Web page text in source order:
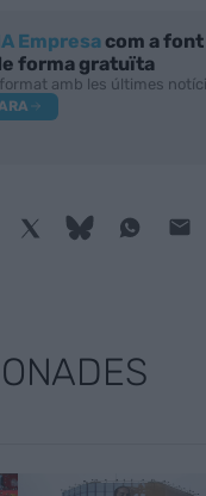
Empresa com a
forma gratuïta
amb les últimes